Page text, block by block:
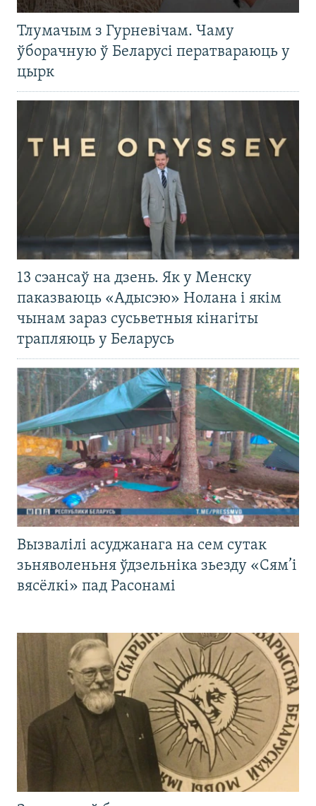
Тлумачым з Гурневічам. Чаму
ўборачную ў Беларусі ператвараюць у
цырк
13 сэансаў на дзень. Як у Менску
паказваюць «Адысэю» Нолана і якім
чынам зараз сусьветныя кінагіты
трапляюць у Беларусь
Вызвалілі асуджанага на сем сутак
зьняволеньня ўдзельніка зьезду «Сям’і
вясёлкі» пад Расонамі